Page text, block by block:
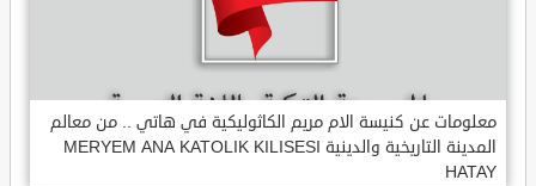
معلومات عن كنيسة الام مريم الكاثوليكية في هاتي .. من معالم
المدينة التاريخية والدينية MERYEM ANA KATOLIK KILISESI
HATAY